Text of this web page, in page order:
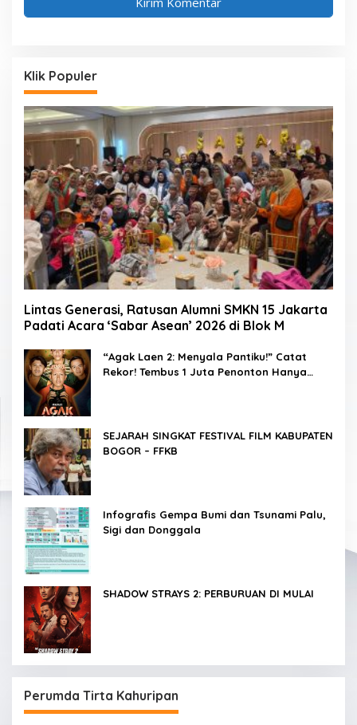
Klik Populer
Lintas Generasi, Ratusan Alumni SMKN 15 Jakarta
Padati Acara ‘Sabar Asean’ 2026 di Blok M
“Agak Laen 2: Menyala Pantiku!” Catat
Rekor! Tembus 1 Juta Penonton Hanya
SEJARAH SINGKAT FESTIVAL FILM KABUPATEN
BOGOR – FFKB
Infografis Gempa Bumi dan Tsunami Palu,
Sigi dan Donggala
SHADOW STRAYS 2: PERBURUAN DI MULAI
Perumda Tirta Kahuripan